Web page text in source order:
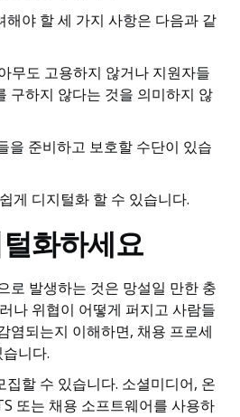
해야 할 세 가지 사항은 다음과 같
무도 고용하지 않거나 지원자들
구하지 않다는 것을 의미하지 않
을 준비하고 보호할 수단이 있습
게 디지털화 할 수 있습니다.
화하세요
로 발생하는 것은 망설일 만한 충
나 위협이 어떻게 퍼지고 사람들
염되는지 이해하면, 채용 프로세
니다.
할 수 있습니다. 소셜미디어, 온
또는 채용 소프트웨어를 사용하